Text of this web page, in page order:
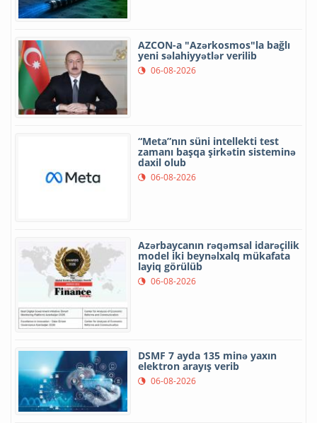
AZCON-a "Azərkosmos"la bağlı
yeni səlahiyyətlər verilib
06-08-2026
“Meta”nın süni intellekti test
zamanı başqa şirkətin sisteminə
daxil olub
06-08-2026
Azərbaycanın rəqəmsal idarəçilik
model iki beynəlxalq mükafata
layiq görülüb
06-08-2026
DSMF 7 ayda 135 minə yaxın
elektron arayış verib
06-08-2026